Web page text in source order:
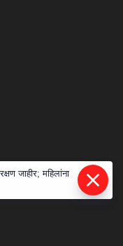
जाहीर; महिलांना